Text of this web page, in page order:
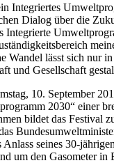
Integriertes
Dialog über die
Integrierte
Wandel lässt sich nur
und Gesellschaft
10. September
2030“ einer
bildet das Festival
Anlass seines 30-
um den Gasometer in